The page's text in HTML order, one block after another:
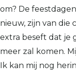
om? De
nieuw, zijn van die
extra beseft dat je
meer zal komen.
Ik kan mij nog